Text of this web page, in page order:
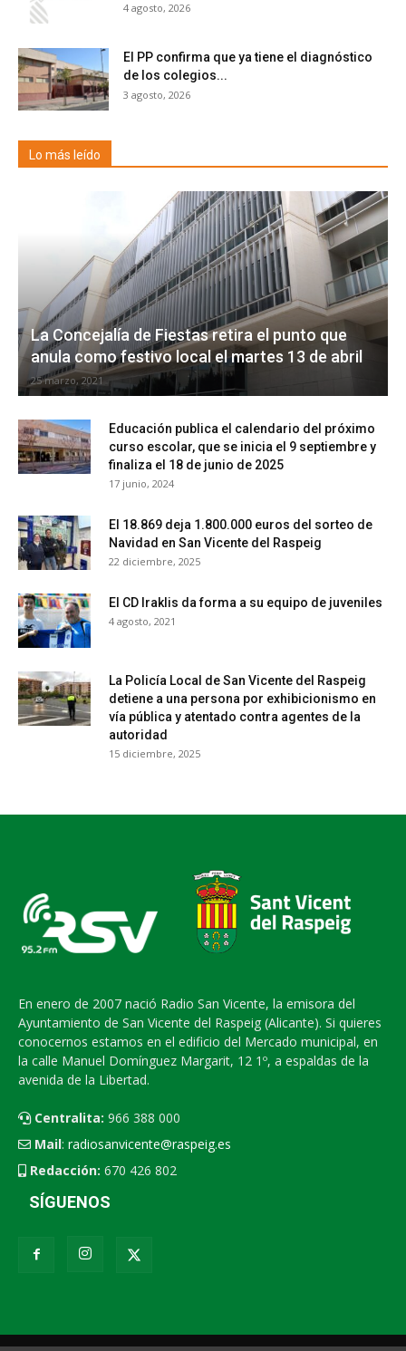
4 agosto, 2026
El PP confirma que ya tiene el diagnóstico
de los colegios...
3 agosto, 2026
Lo más leído
La Concejalía de Fiestas retira el punto que
anula como festivo local el martes 13 de abril
25 marzo, 2021
Educación publica el calendario del próximo
curso escolar, que se inicia el 9 septiembre y
finaliza el 18 de junio de 2025
17 junio, 2024
El 18.869 deja 1.800.000 euros del sorteo de
Navidad en San Vicente del Raspeig
22 diciembre, 2025
El CD Iraklis da forma a su equipo de juveniles
4 agosto, 2021
La Policía Local de San Vicente del Raspeig
detiene a una persona por exhibicionismo en
vía pública y atentado contra agentes de la
autoridad
15 diciembre, 2025
En enero de 2007 nació Radio San Vicente, la emisora del
Ayuntamiento de San Vicente del Raspeig (Alicante). Si quieres
conocernos estamos en el edificio del Mercado municipal, en
la calle Manuel Domínguez Margarit, 12 1º, a espaldas de la
avenida de la Libertad.
Centralita: 966 388 000
Mail: radiosanvicente@raspeig.es
Redacción: 670 426 802
SÍGUENOS